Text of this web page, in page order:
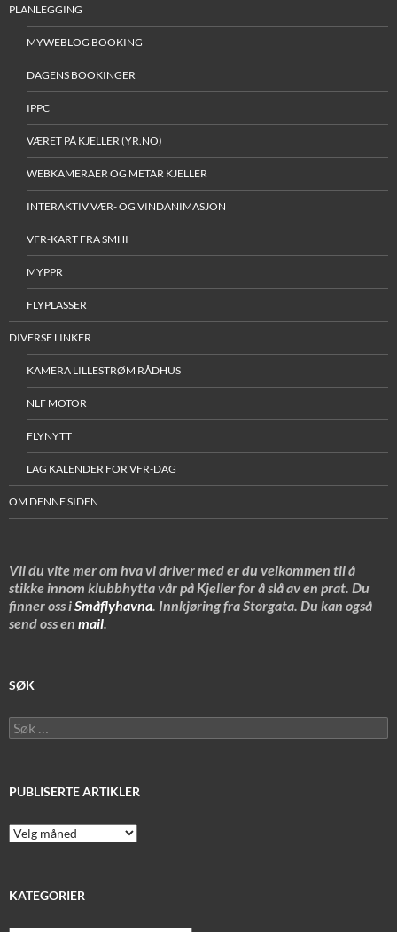
PLANLEGGING
MYWEBLOG BOOKING
DAGENS BOOKINGER
IPPC
VÆRET PÅ KJELLER (YR.NO)
WEBKAMERAER OG METAR KJELLER
INTERAKTIV VÆR- OG VINDANIMASJON
VFR-KART FRA SMHI
MYPPR
FLYPLASSER
DIVERSE LINKER
KAMERA LILLESTRØM RÅDHUS
NLF MOTOR
FLYNYTT
LAG KALENDER FOR VFR-DAG
OM DENNE SIDEN
Vil du vite mer om hva vi driver med er du velkommen til å
stikke innom klubbhytta vår på Kjeller for å slå av en prat. Du
finner oss iSmåflyhavna. Innkjøring fra Storgata. Du kan også
send oss en mail.
SØK
Søk
etter:
PUBLISERTE ARTIKLER
Publiserte
artikler
KATEGORIER